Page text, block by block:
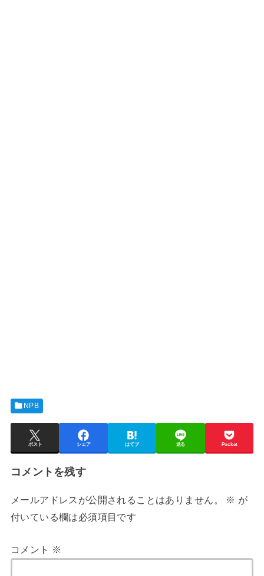
NPB
ポスト シェア はてブ 送る Pocket
コメントを残す
メールアドレスが公開されることはありません。 ※ が
付いている欄は必須項目です
コメント ※